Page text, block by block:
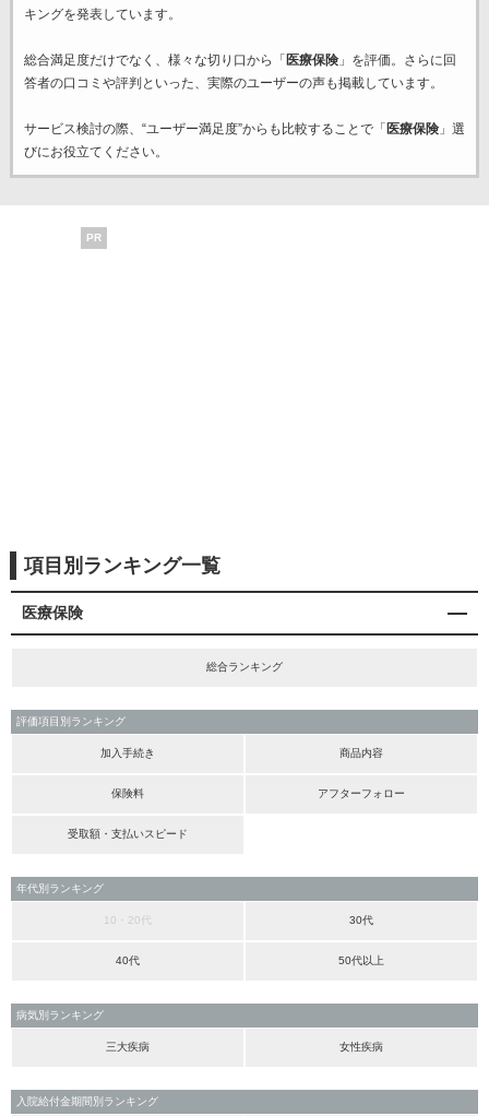
キングを発表しています。
総合満足度だけでなく、様々な切り口から「 医療保険」を評価。さらに回
答者の口コミや評判といった、実際のユーザーの声も掲載しています。
サービス検討の際、“ユーザー満足度”からも比較することで「 医療保険」選
びにお役立てください。
PR
項目別ランキング一覧
医療保険
総合ランキング
評価項目別ランキング
加入手続き 商品内容
保険料 アフターフォロー
受取額・支払いスピード
年代別ランキング
10・20代 30代
40代 50代以上
病気別ランキング
三大疾病 女性疾病
入院給付金期間別ランキング